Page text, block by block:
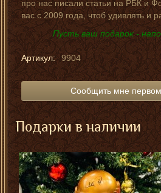
про нас писали статьи на РБК и
вас с 2009 года, чтоб удивлять и
Пусть ваш подарок -
Артикул: 9904
Сообщить мне
Подарки в наличии